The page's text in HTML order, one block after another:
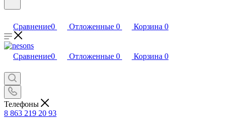
Сравнение0 Отложенные 0 Корзина 0
Сравнение0 Отложенные 0 Корзина 0
Телефоны
8 863 219 20 93